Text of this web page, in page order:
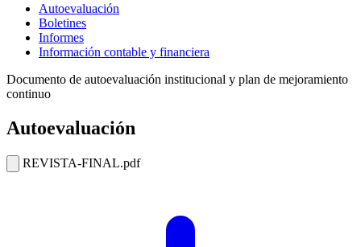
Autoevaluación
Boletines
Informes
Información contable y financiera
Documento de autoevaluación institucional y plan de mejoramiento
continuo
Autoevaluación
REVISTA-FINAL.pdf